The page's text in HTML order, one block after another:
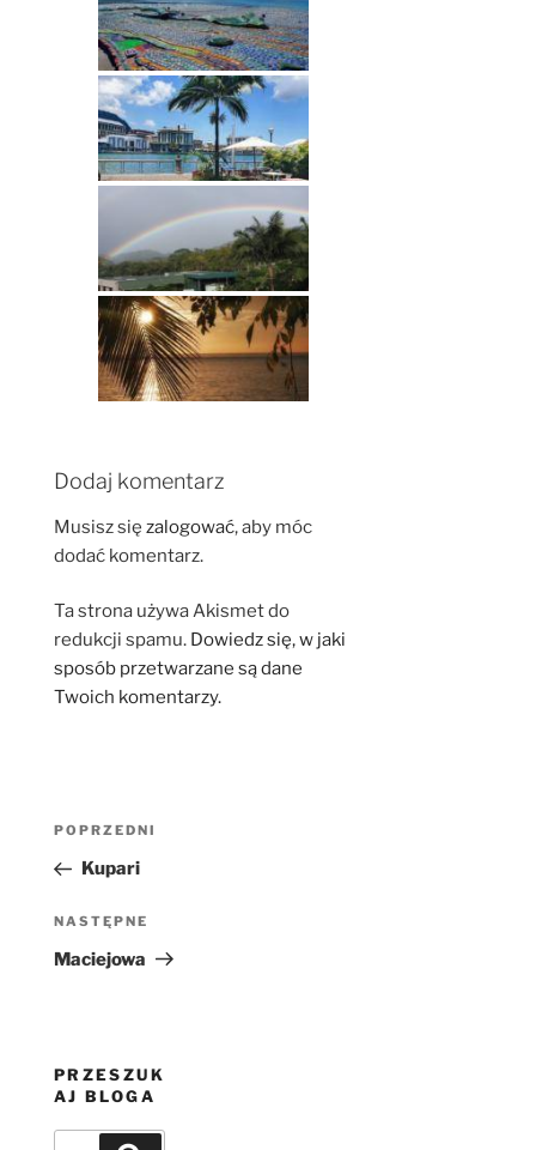
Dodaj komentarz
Musisz się zalogować, aby móc
dodać komentarz.
Ta strona używa Akismet do
redukcji spamu. Dowiedz się, w jaki
sposób przetwarzane są dane
Twoich komentarzy.
Nawigacja
Poprzedni
wpis
POPRZEDNI
Kupari
Następny
wpis
NASTĘPNE
Maciejowa
PRZESZUK
AJ BLOGA
Szukaj: